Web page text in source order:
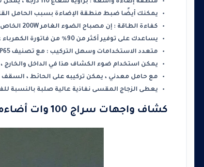
منطقة إضاءة واسعة : بزاوية شعاع 110 درجة ، يمكن لهذا الضوء الغامر تغطية مناطق واسعة بدون ظل أو وهج .
يمكنك أيضًا ضبط منطقة الإضاءة بسبب الحامل
كفاءة الطاقة : إن مصباح الضوء الغامر 200W الخاص بنا هو بديل رائع لمصابيح HPS القديمة بقدرة 400 وات .
يساعدك على توفير أكثر من 90٪ من فاتورة الكهرباء على الإضاءة .
متعدد الاستخدامات وسهل التركيب : مع تصنيف IP65 المقاوم للماء والاتربة والغبار .
يمكن استخدام ضوء الكشاف هذا في الداخل والخارج ،
مع حامل معدني ، يمكن تركيبه على الحائط ، السقف ،
يعطى الزجاج المقسى نفاذية عالية صلبة بالنسبة
كشاف واجهات سراج 100 وات أضاءه أبيض